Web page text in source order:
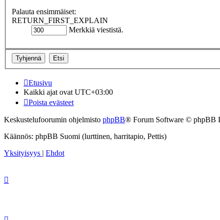
Palauta ensimmäiset:
RETURN_FIRST_EXPLAIN
Merkkiä viestistä.
Etusivu
Kaikki ajat ovat UTC+03:00
Poista evästeet
Keskustelufoorumin ohjelmisto phpBB® Forum Software © phpBB
Käännös: phpBB Suomi (lurttinen, harritapio, Pettis)
Yksityisyys | Ehdot